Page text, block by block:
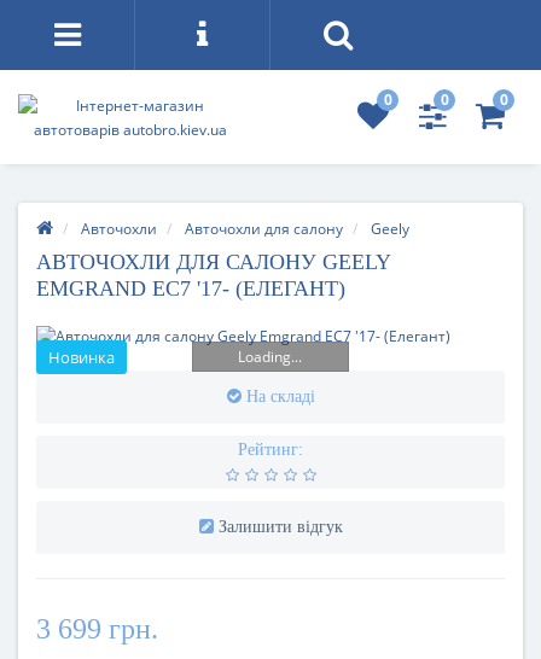
0 0 0
Авточохли Авточохли для салону Geely
АВТОЧОХЛИ ДЛЯ САЛОНУ GEELY
EMGRAND EC7 '17- (ЕЛЕГАНТ)
Новинка Loading...
На складі
Рейтинг:
Залишити відгук
3 699 грн.